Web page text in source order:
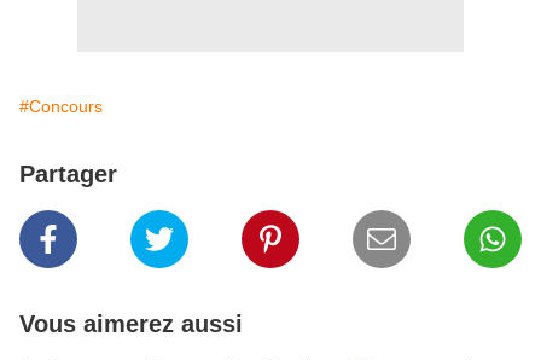
#Concours
Partager
Vous aimerez aussi